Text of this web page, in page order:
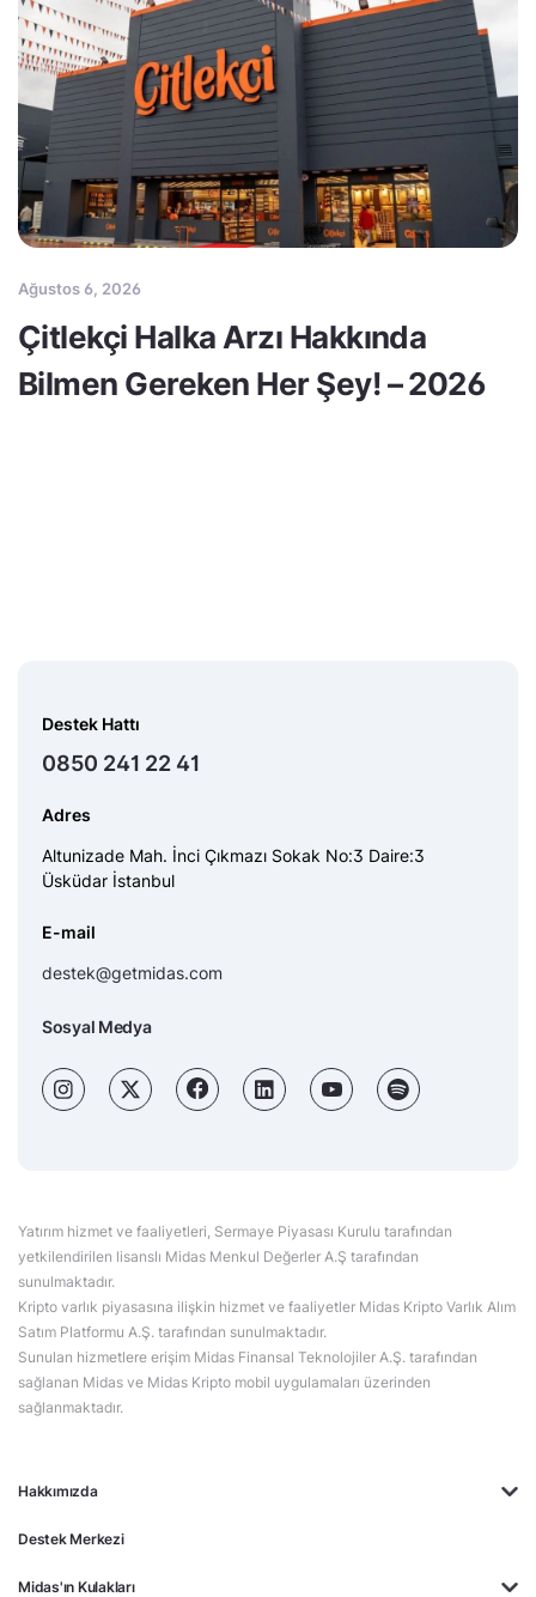
Ağustos 6, 2026
Çitlekçi Halka Arzı Hakkında
Bilmen Gereken Her Şey! – 2026
Hakkımızda
Destek Merkezi
Midas'ın Kulakları
Destek Hattı
0850 241 22 41
Adres
Altunizade Mah. İnci Çıkmazı Sokak No:3 Daire:3
Üsküdar İstanbul
E-mail
destek@getmidas.com
Sosyal Medya
Yatırım hizmet ve faaliyetleri, Sermaye Piyasası Kurulu tarafından
yetkilendirilen lisanslı Midas Menkul Değerler A.Ş tarafından
sunulmaktadır.
Kripto varlık piyasasına ilişkin hizmet ve faaliyetler Midas Kripto Varlık Alım
Satım Platformu A.Ş. tarafından sunulmaktadır.
Sunulan hizmetlere erişim Midas Finansal Teknolojiler A.Ş. tarafından
sağlanan Midas ve Midas Kripto mobil uygulamaları üzerinden
sağlanmaktadır.